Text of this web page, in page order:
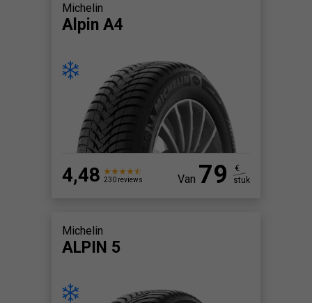
Michelin
Alpin A4
4,48 230 reviews Van 79
€
stuk
Michelin
ALPIN 5